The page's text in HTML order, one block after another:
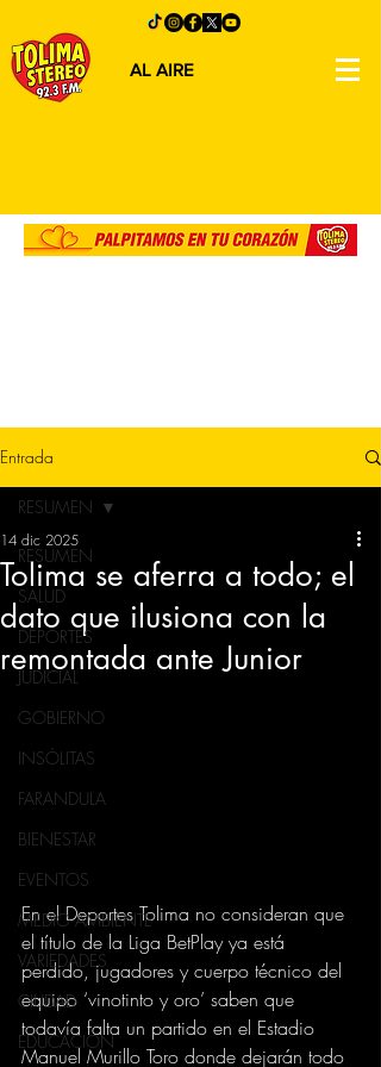
AL AIRE
Entrada
RESUMEN
SALUD
DEPORTES
JUDICIAL
GOBIERNO
INSÓLITAS
FARANDULA
BIENESTAR
EVENTOS
MEDIO AMBIENTE
VARIEDADES
CIUDAD
EDUCACION
RESUMEN
Tolima se aferra a todo; el
dato que ilusiona con la
remontada ante Junior
14 dic 2025
En el Deportes Tolima no consideran que
el título de la Liga BetPlay ya está
perdido, jugadores y cuerpo técnico del
equipo ‘vinotinto y oro’ saben que
todavía falta un partido en el Estadio
Manuel Murillo Toro donde dejarán todo